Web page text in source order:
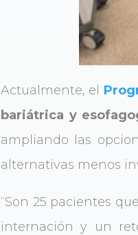
Actualmente, el
bariátrica y
ampliando las
alternativas menos
“Son 25 pacientes
internación y un